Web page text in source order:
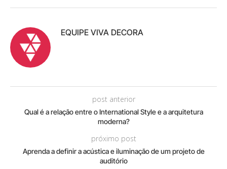
EQUIPE VIVA DECORA
post anterior
Qual é a relação entre o International Style e a arquitetura
moderna?
próximo post
Aprenda a definir a acústica e iluminação de um projeto de
auditório